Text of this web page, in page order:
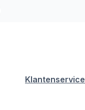
Klantenservice